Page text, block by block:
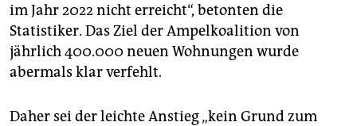
im Jahr 2022 nicht erreicht“, betonten die
Statistiker. Das Ziel der Ampelkoalition von
jährlich 400.000 neuen Wohnungen wurde
abermals klar verfehlt.
Daher sei der leichte Anstieg „kein Grund zum